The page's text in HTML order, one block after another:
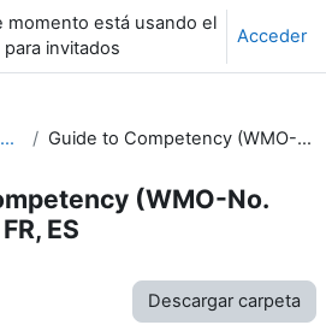
momento está usando el
invitados
Acceder
Dia 3 - 22 de Novembro Guide to Competency (WMO-No. 1205) - EN, FR, ES
(WMO-No.
ES
Descargar carpeta